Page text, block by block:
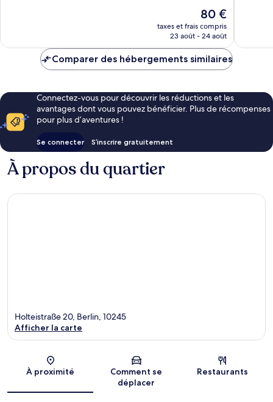
Le
nouveau
prix
de
80 €
taxes et frais compris
23 août - 24 août
Comparer des hébergements similaires
Connectez-vous pour découvrir les réductions et les
avantages dont vous pouvez bénéficier. Plus de récompenses
pour plus d’aventures !
Se connecter S’inscrire gratuitement
À propos du quartier
Carte
Holteistraße 20, Berlin, 10245
Afficher la carte
À proximité
Comment se
déplacer
Restaurants